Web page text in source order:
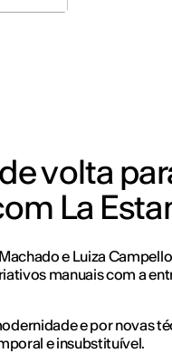
volta
La
e Luiza
manuais com a
e por novas
e insubstituível.